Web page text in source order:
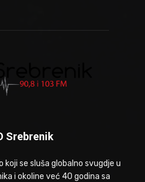
Srebrenik
koji se sluša globalno svugdje u
i okoline već 40 godina sa